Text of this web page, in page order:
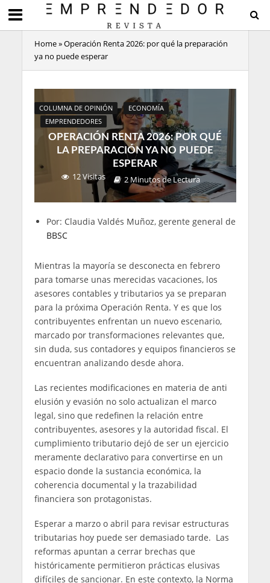
Home»Operación Renta 2026: por qué la preparación
ya no puede esperar
COLUMNA DE OPINIÓN
ECONOMÍA
EMPRENDEDORES
OPERACIÓN RENTA 2026: POR QUÉ
LA PREPARACIÓN YA NO PUEDE
ESPERAR
12 Visitas
2 Minutos de Lectura
Por: Claudia Valdés Muñoz, gerente general de
BBSC
Mientras la mayoría se desconecta en febrero
para tomarse unas merecidas vacaciones, los
asesores contables y tributarios ya se preparan
para la próxima Operación Renta. Y es que los
contribuyentes enfrentan un nuevo escenario,
marcado por transformaciones relevantes que,
sin duda, sus contadores y equipos financieros se
encuentran analizando desde ahora.
Las recientes modificaciones en materia de anti
elusión y evasión no solo actualizan el marco
legal, sino que redefinen la relación entre
contribuyentes, asesores y la autoridad fiscal. El
cumplimiento tributario dejó de ser un ejercicio
meramente declarativo para convertirse en un
espacio donde la sustancia económica, la
coherencia documental y la trazabilidad
financiera son protagonistas.
Esperar a marzo o abril para revisar estructuras
tributarias hoy puede ser demasiado tarde. Las
reformas apuntan a cerrar brechas que
históricamente permitieron prácticas elusivas
difíciles de sancionar. En este contexto, la Norma